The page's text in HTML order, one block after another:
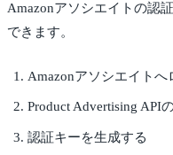
Amazonアソシエイトの認
できます。
Amazonアソシエイトへ
Product Advertising API
認証キーを生成する